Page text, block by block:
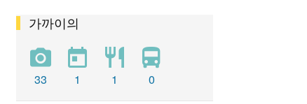
펑위엔 츠지궁
똥하이 목장
우치 관광 항구
따쟈 전쩐란궁
가까이의
33 1 1 0